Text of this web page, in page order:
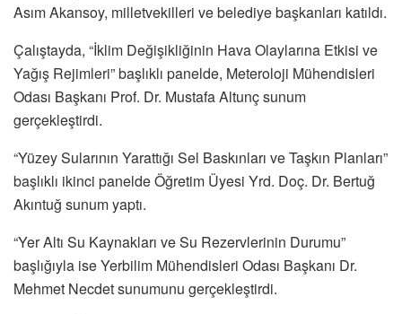
Asım Akansoy, milletvekilleri ve belediye başkanları katıldı.
Çalıştayda, “İklim Değişikliğinin Hava Olaylarına Etkisi ve
Yağış Rejimleri” başlıklı panelde, Meteroloji Mühendisleri
Odası Başkanı Prof. Dr. Mustafa Altunç sunum
gerçekleştirdi.
“Yüzey Sularının Yarattığı Sel Baskınları ve Taşkın Planları”
başlıklı ikinci panelde Öğretim Üyesi Yrd. Doç. Dr. Bertuğ
Akıntuğ sunum yaptı.
“Yer Altı Su Kaynakları ve Su Rezervlerinin Durumu”
başlığıyla ise Yerbilim Mühendisleri Odası Başkanı Dr.
Mehmet Necdet sunumunu gerçekleştirdi.